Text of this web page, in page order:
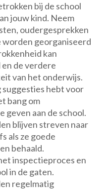
bij de school
jouw kind. Neem
oudergesprekken
georganiseerd
kan
de verdere
van het onderwijs.
suggesties hebt voor
bang om
aan de school.
blijven streven naar
als ze goede
behaald.
inspectieproces en
in de gaten.
regelmatig